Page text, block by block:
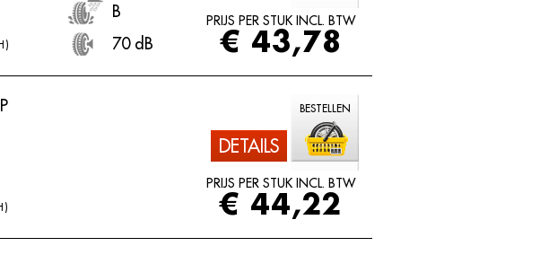
B
70 dB
PRIJS PER STUK INCL. BTW
€ 43,78
DETAILS
BESTELLEN
PRIJS PER STUK INCL. BTW
€ 44,22